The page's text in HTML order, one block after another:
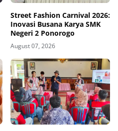
Street Fashion Carnival 2026:
Inovasi Busana Karya SMK
Negeri 2 Ponorogo
August 07, 2026